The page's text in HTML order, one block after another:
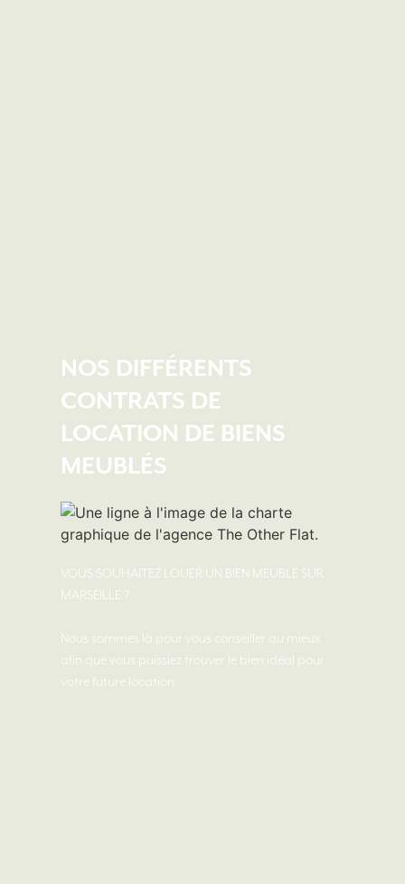
NOS DIFFÉRENTS
CONTRATS DE
LOCATION DE BIENS
MEUBLÉS
VOUS SOUHAITEZ LOUER UN BIEN MEUBLÉ SUR
MARSEILLE ?
Nous sommes là pour vous conseiller au mieux
afin que vous puissiez trouver le bien idéal pour
votre future location.